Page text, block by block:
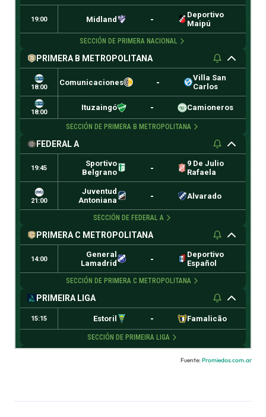
Fuente: Promiedos.com.ar